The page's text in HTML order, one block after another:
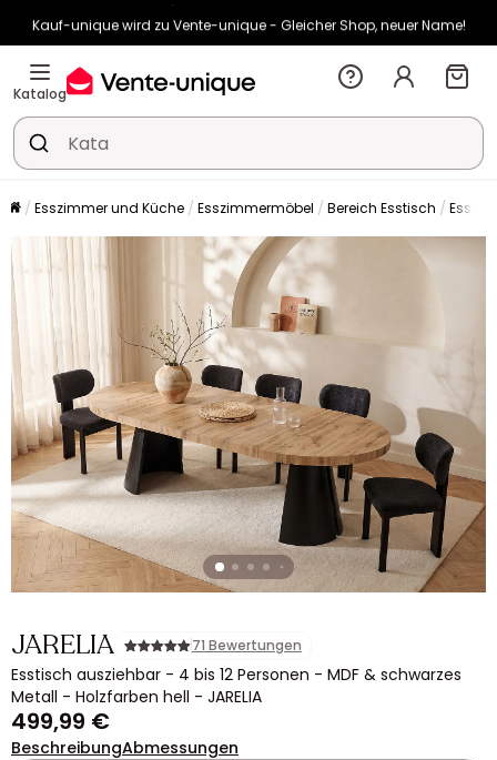
Kauf-unique wird zu Vente-unique - Gleicher Shop, neuer Name!
-10% ab 400€ mitHEAT10auf Vente-unique-Produkte
Noch:
Katalog
Esszimmer und Küche Esszimmermöbel Bereich Esstisch
JARELIA 71 Bewertungen
Esstisch ausziehbar - 4 bis 12 Personen - MDF & schwarzes
Metall - Holzfarben hell - JARELIA
499,99 €
BeschreibungAbmessungen